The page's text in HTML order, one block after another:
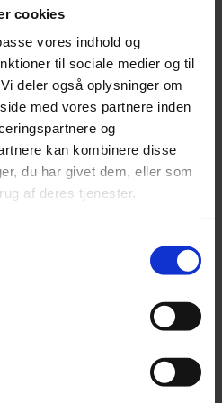
cookies
vores indhold og
til sociale medier og til
deler også oplysninger om
med vores partnere inden
og
kan kombinere disse
du har givet dem, eller som
af deres tjenester.